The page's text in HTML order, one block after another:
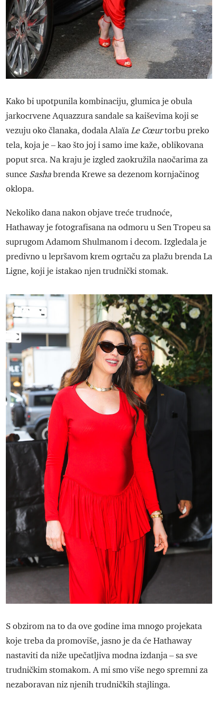
Kako bi upotpunila kombinaciju, glumica je obula
jarkocrvene Aquazzura sandale sa kaiševima koji se
vezuju oko članaka, dodala AlaïaLe Cœurtorbu preko
tela, koja je – kao što joj i samo ime kaže, oblikovana
poput srca. Na kraju je izgled zaokružila naočarima za
sunce Sashabrenda Krewe sa dezenom kornjačinog
oklopa.
Nekoliko dana nakon objave treće trudnoće,
Hathaway je fotografisana na odmoru u Sen Tropeu sa
suprugom Adamom Shulmanom i decom. Izgledala je
predivno u lepršavom krem ogrtaču za plažu brenda La
Ligne, koji je istakao njen trudnički stomak.
S obzirom na to da ove godine ima mnogo projekata
koje treba da promoviše, jasno je da će Hathaway
nastaviti da niže upečatljiva modna izdanja – sa sve
trudničkim stomakom. A mi smo više nego spremni za
nezaboravan niz njenih trudničkih stajlinga.